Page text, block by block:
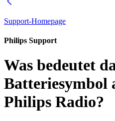
Support-Homepage
Philips Support
Was bedeutet
Batteriesymbol
Philips Radio?